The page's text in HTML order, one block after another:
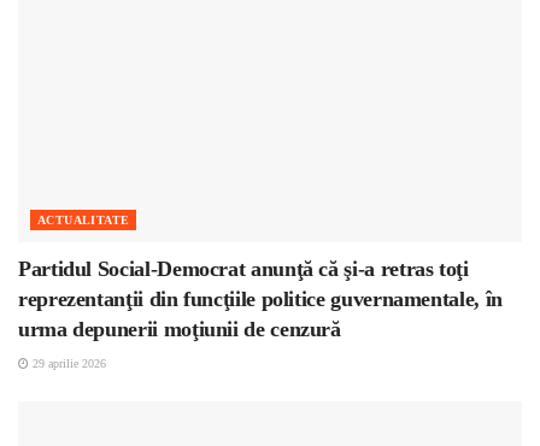
ACTUALITATE
Partidul Social-Democrat anunţă că şi-a retras toţi
reprezentanţii din funcţiile politice guvernamentale, în
urma depunerii moţiunii de cenzură
29 aprilie 2026